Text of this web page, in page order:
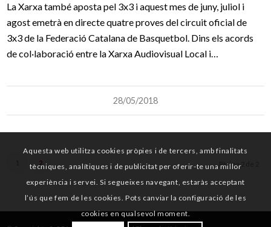
La Xarxa també aposta pel 3x3 i aquest mes de juny, juliol i
agost emetrà en directe quatre proves del circuit oficial de
3x3 de la Federació Catalana de Basquetbol. Dins els acords
de col·laboració entre la Xarxa Audiovisual Local i…
28/05/2018
Pàgina 2 de 2
2
Aquesta web utilitza cookies pròpies i de tercers, amb finalitats
tècniques, analítiques i de publicitat per oferir-te una millor
experiència i servei. Si segueixes navegant, estaràs acceptant
l’ús que fem de les cookies. Pots canviar la configuració de les
cookies en qualsevol moment.